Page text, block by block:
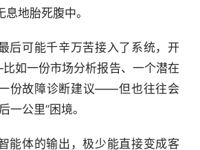
地胎死腹中。
后可能千辛万苦接入了系统，开
如一份市场分析报告、一个潜在
份故障诊断建议——但也往往会
一公里”困境。
能体的输出，极少能直接变成客